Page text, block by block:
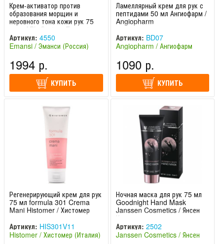
Крем-активатор против
образования морщин и
неровного тона кожи рук 75
мл + APh-System Emansi
Артикул: 4550
Emansi / Эманси (Россия)
1994 р.
КУПИТЬ
Ламеллярный крем для рук с
пептидами 50 мл Ангиофарм /
Angiopharm
Артикул: BD07
Angiopharm / Ангиофарм
1090 р.
КУПИТЬ
Регенерирующий крем для рук
75 мл formula 301 Crema
Mani Histomer / Хистомер
Артикул: HIS301V11
Histomer / Хистомер (Италия)
Ночная маска для рук 75 мл
Goodnight Hand Mask
Janssen Cosmetics / Янсен
Косметикс
Артикул: 2502
Janssen Cosmetics / Янсен